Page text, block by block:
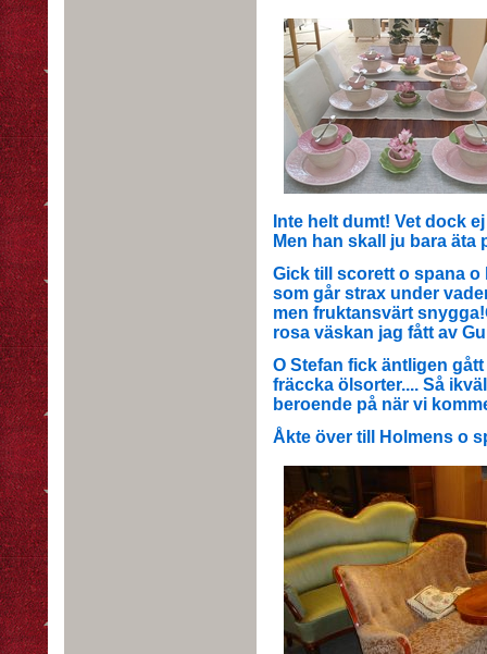
Inte helt dumt! Vet dock
Men han skall ju bara äta
Gick till scorett o spana o
som går strax under
men fruktansvärt
rosa väskan jag fått av
O Stefan fick äntligen
fräccka ölsorter.... Så
beroende på när vi
Åkte över till Holmens o